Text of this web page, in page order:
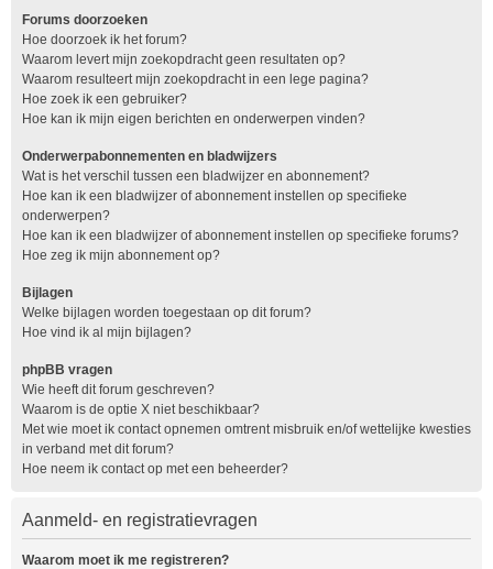
Forums doorzoeken
Hoe doorzoek ik het forum?
Waarom levert mijn zoekopdracht geen resultaten op?
Waarom resulteert mijn zoekopdracht in een lege pagina?
Hoe zoek ik een gebruiker?
Hoe kan ik mijn eigen berichten en onderwerpen vinden?
Onderwerpabonnementen en bladwijzers
Wat is het verschil tussen een bladwijzer en abonnement?
Hoe kan ik een bladwijzer of abonnement instellen op specifieke
onderwerpen?
Hoe kan ik een bladwijzer of abonnement instellen op specifieke forums?
Hoe zeg ik mijn abonnement op?
Bijlagen
Welke bijlagen worden toegestaan op dit forum?
Hoe vind ik al mijn bijlagen?
phpBB vragen
Wie heeft dit forum geschreven?
Waarom is de optie X niet beschikbaar?
Met wie moet ik contact opnemen omtrent misbruik en/of wettelijke kwesties
in verband met dit forum?
Hoe neem ik contact op met een beheerder?
Aanmeld- en registratievragen
Waarom moet ik me registreren?